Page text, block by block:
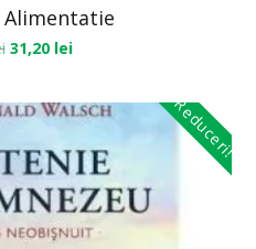
31,20 lei
Reduceri!